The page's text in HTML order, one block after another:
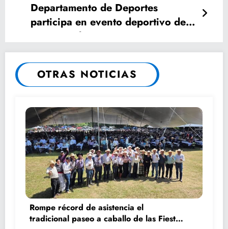
Departamento de Deportes
participa en evento deportivo de la
Zona Escolar 68
OTRAS NOTICIAS
Rompe récord de asistencia el
tradicional paseo a caballo de las Fiestas